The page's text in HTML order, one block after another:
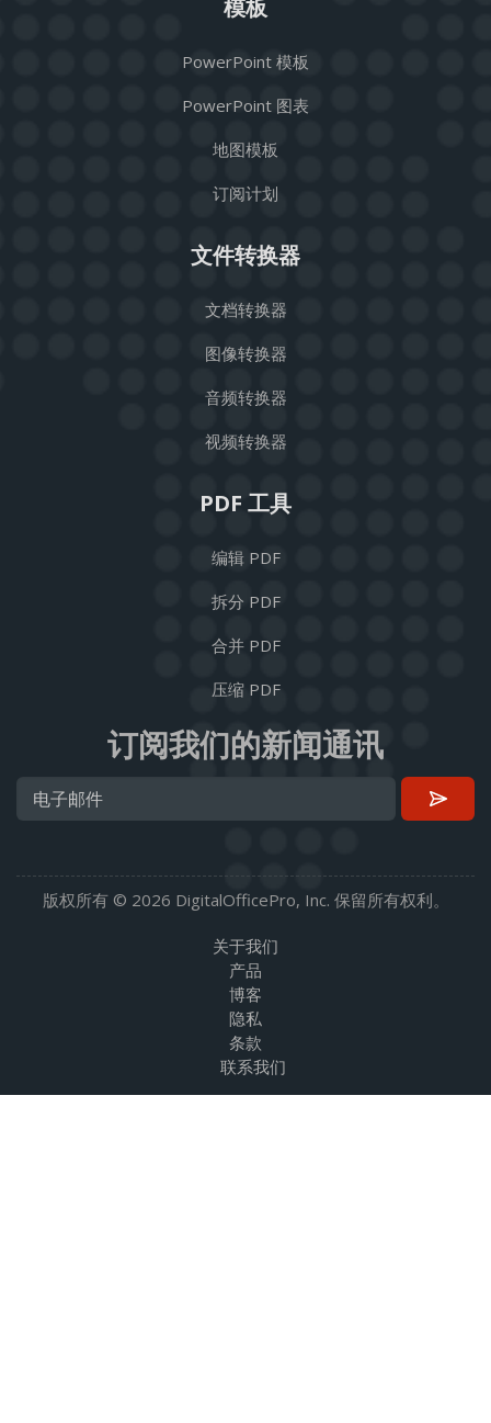
模板
PowerPoint 模板
PowerPoint 图表
地图模板
订阅计划
文件转换器
文档转换器
图像转换器
音频转换器
视频转换器
PDF 工具
编辑 PDF
拆分 PDF
合并 PDF
压缩 PDF
订阅我们的新闻通讯
版权所有 © 2026 DigitalOfficePro, Inc. 保留所有权利。
关于我们
产品
博客
隐私
条款
联系我们